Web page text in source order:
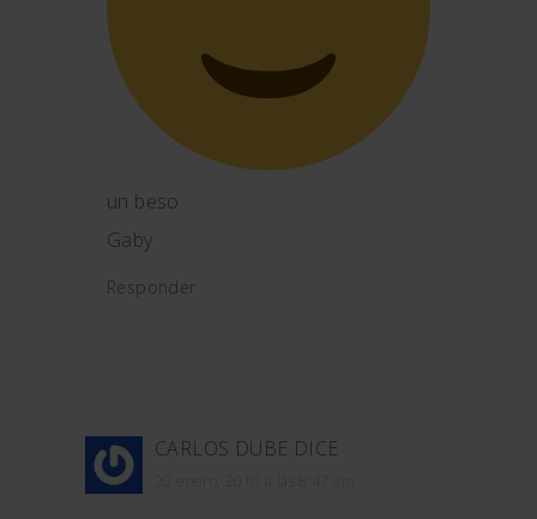
un beso
Gaby
Responder
CARLOS DUBE DICE